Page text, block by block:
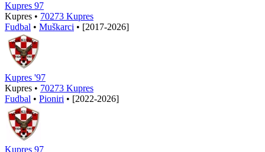
Kupres 97
Kupres • 70273 Kupres
Fudbal • Muškarci • [2017-2026]
Kupres '97
Kupres • 70273 Kupres
Fudbal • Pioniri • [2022-2026]
Kupres 97